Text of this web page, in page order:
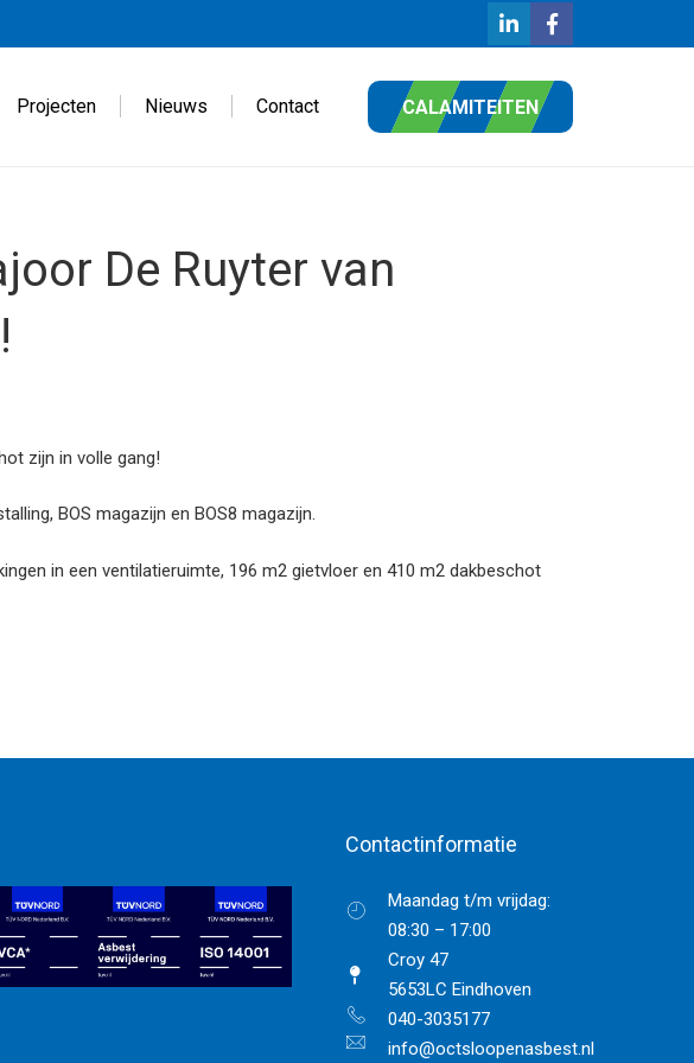
Projecten Nieuws Contact CALAMITEITEN
De Ruyter van
zijn in volle gang!
BOS magazijn en BOS8 magazijn.
in een ventilatieruimte, 196 m2 gietvloer en 410 m2 dakbeschot
Contactinformatie
Maandag t/m vrijdag:
08:30 – 17:00
Croy 47
5653LC Eindhoven
040-3035177
info@octsloopenasbest.nl